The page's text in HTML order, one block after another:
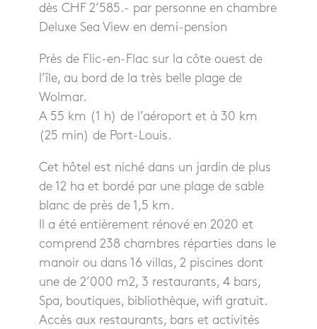
dès CHF 2’585.- par personne en chambre
Deluxe Sea View en demi-pension
Près de Flic-en-Flac sur la côte ouest de
l’île, au bord de la très belle plage de
Wolmar.
A 55 km (1 h) de l’aéroport et à 30 km
(25 min) de Port-Louis.
Cet hôtel est niché dans un jardin de plus
de 12 ha et bordé par une plage de sable
blanc de près de 1,5 km.
Il a été entièrement rénové en 2020 et
comprend 238 chambres réparties dans le
manoir ou dans 16 villas, 2 piscines dont
une de 2’000 m2, 3 restaurants, 4 bars,
Spa, boutiques, bibliothèque, wifi gratuit.
Accès aux restaurants, bars et activités